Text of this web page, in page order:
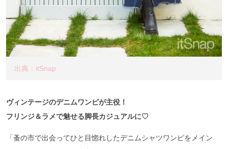
出典：itSnap
ヴィンテージのデニムワンピが主役！
フリンジ＆ラメで魅せる脚長カジュアルに♡
「蚤の市で出会ってひと目惚れしたデニムシャツワンピをメイン